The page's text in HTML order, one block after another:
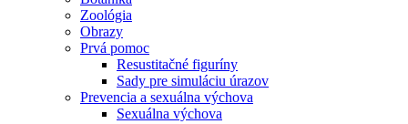
Zoológia
Obrazy
Prvá pomoc
Resustitačné figuríny
Sady pre simuláciu úrazov
Prevencia a sexuálna výchova
Sexuálna výchova